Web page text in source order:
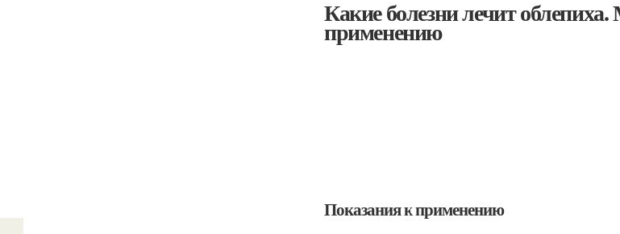
Какие болезни лечит
применению
Показания к применению